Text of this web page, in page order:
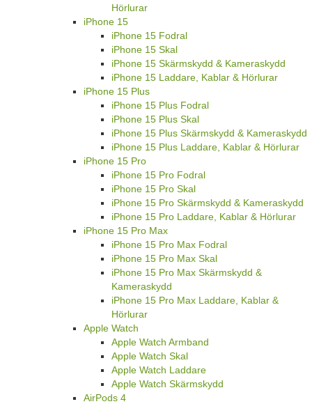
Hörlurar
iPhone 15
iPhone 15 Fodral
iPhone 15 Skal
iPhone 15 Skärmskydd & Kameraskydd
iPhone 15 Laddare, Kablar & Hörlurar
iPhone 15 Plus
iPhone 15 Plus Fodral
iPhone 15 Plus Skal
iPhone 15 Plus Skärmskydd & Kameraskydd
iPhone 15 Plus Laddare, Kablar & Hörlurar
iPhone 15 Pro
iPhone 15 Pro Fodral
iPhone 15 Pro Skal
iPhone 15 Pro Skärmskydd & Kameraskydd
iPhone 15 Pro Laddare, Kablar & Hörlurar
iPhone 15 Pro Max
iPhone 15 Pro Max Fodral
iPhone 15 Pro Max Skal
iPhone 15 Pro Max Skärmskydd &
Kameraskydd
iPhone 15 Pro Max Laddare, Kablar &
Hörlurar
Apple Watch
Apple Watch Armband
Apple Watch Skal
Apple Watch Laddare
Apple Watch Skärmskydd
AirPods 4